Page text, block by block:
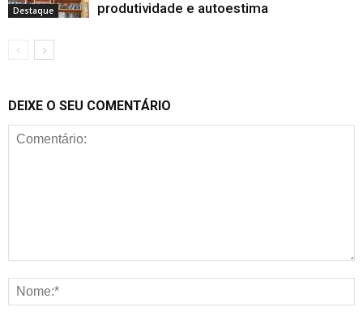
Destaque produtividade e autoestima
DEIXE O SEU COMENTÁRIO